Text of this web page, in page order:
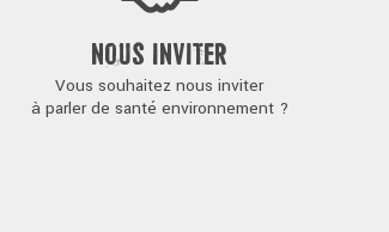
NOUS INVITER
Vous souhaitez nous inviter
à parler de santé environnement ?